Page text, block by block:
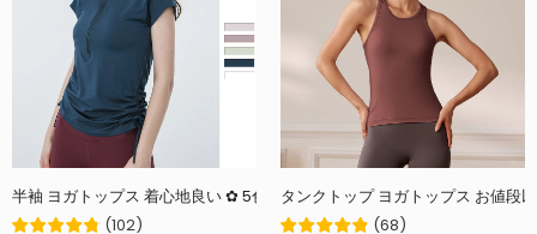
(102)
タンクトップ ヨガトップス お値段
(68)